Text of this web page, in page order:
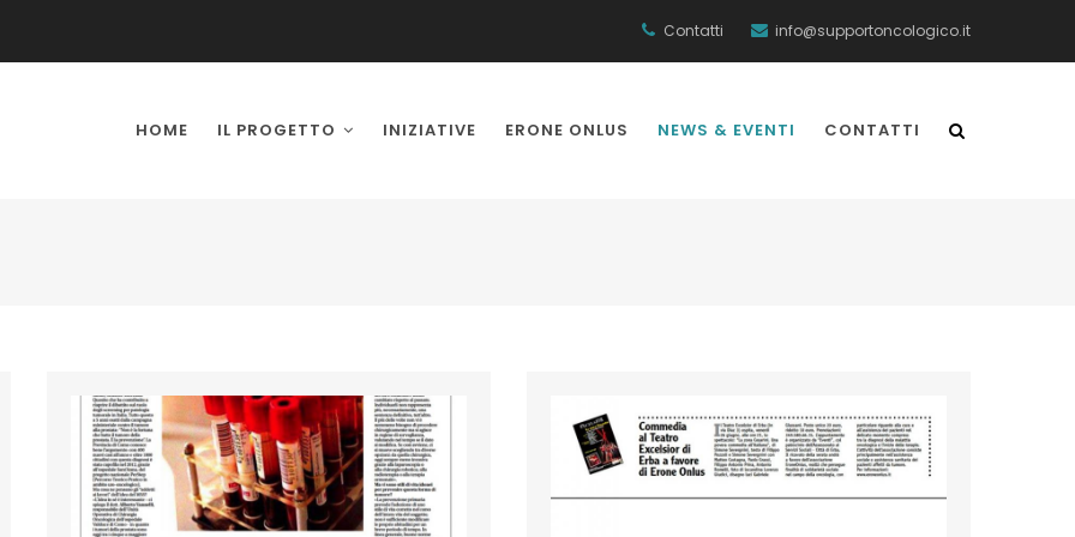
Contatti info@supportoncologico.it
HOME IL PROGETTO INIZIATIVE ERONE ONLUS NEWS & EVENTI CONTATTI